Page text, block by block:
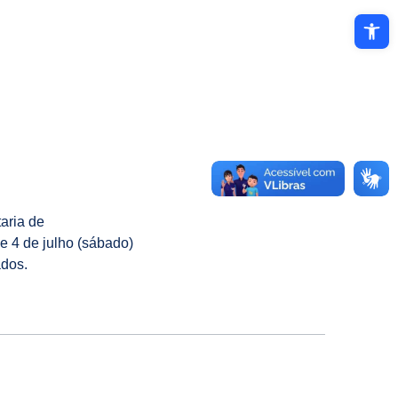
Abrir a
de
4 de julho (sábado)